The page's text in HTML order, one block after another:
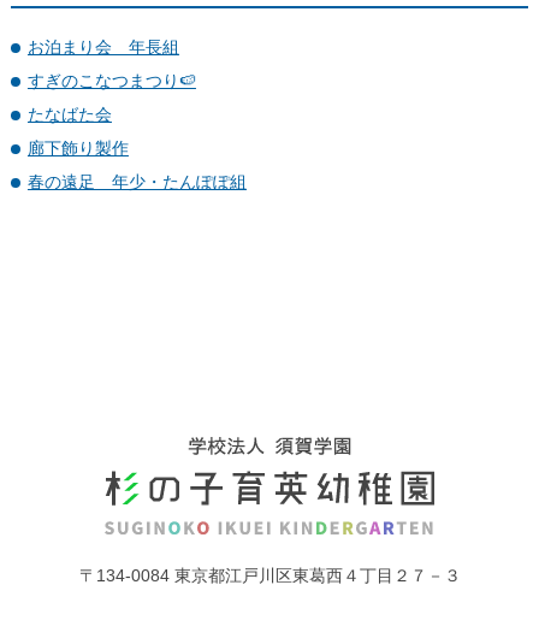
お泊まり会 年長組
すぎのこなつまつり🍉
たなばた会
廊下飾り製作
春の遠足 年少・たんぽぽ組
〒134-0084 東京都江戸川区東葛西４丁目２７－３